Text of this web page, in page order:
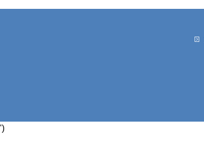
')